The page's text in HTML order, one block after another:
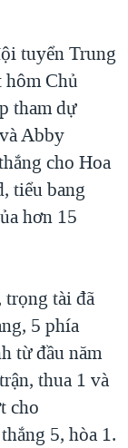
KHỨ VÀ HIỆN
CUỘC'
tuyển Trung
hôm Chủ
tham dự
Abby
cho Hoa
tiểu bang
hơn 15
trọng tài đã
5 phía
từ đầu năm
thua 1 và
cho
5, hòa 1.